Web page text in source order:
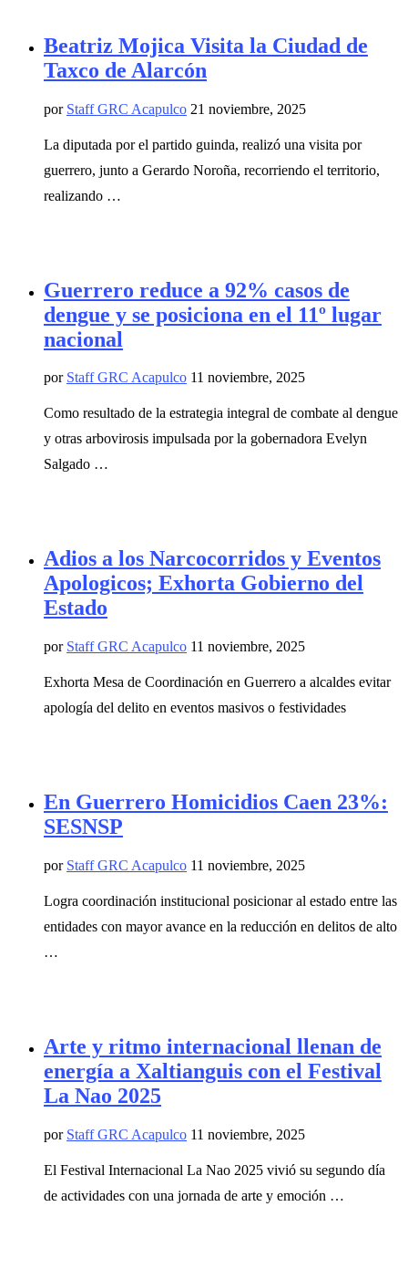
Beatriz Mojica Visita la Ciudad de
Taxco de Alarcón
por Staff GRC Acapulco 21 noviembre, 2025
La diputada por el partido guinda, realizó una visita por
guerrero, junto a Gerardo Noroña, recorriendo el territorio,
realizando …
Guerrero reduce a 92% casos de
dengue y se posiciona en el 11º lugar
nacional
por Staff GRC Acapulco 11 noviembre, 2025
Como resultado de la estrategia integral de combate al dengue
y otras arbovirosis impulsada por la gobernadora Evelyn
Salgado …
Adios a los Narcocorridos y Eventos
Apologicos; Exhorta Gobierno del
Estado
por Staff GRC Acapulco 11 noviembre, 2025
Exhorta Mesa de Coordinación en Guerrero a alcaldes evitar
apología del delito en eventos masivos o festividades
En Guerrero Homicidios Caen 23%:
SESNSP
por Staff GRC Acapulco 11 noviembre, 2025
Logra coordinación institucional posicionar al estado entre las
entidades con mayor avance en la reducción en delitos de alto
…
Arte y ritmo internacional llenan de
energía a Xaltianguis con el Festival
La Nao 2025
por Staff GRC Acapulco 11 noviembre, 2025
El Festival Internacional La Nao 2025 vivió su segundo día
de actividades con una jornada de arte y emoción …